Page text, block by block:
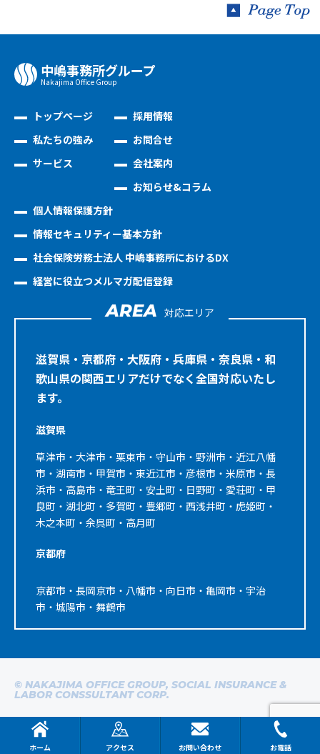
中嶋事務所グループ
Nakajima Oﬃce Group
トップページ
私たちの強み
サービス
採用情報
お問合せ
会社案内
お知らせ&コラム
個人情報保護方針
情報セキュリティー基本方針
社会保険労務士法人 中嶋事務所におけるDX
経営に役立つメルマガ配信登録
AREA 対応エリア
滋賀県・京都府・大阪府・兵庫県・奈良県・和
歌山県の関西エリアだけでなく全国対応いたし
ます。
滋賀県
草津市・大津市・栗東市・守山市・野洲市・近江八幡
市・湖南市・甲賀市・東近江市・彦根市・米原市・長
浜市・高島市・竜王町・安土町・日野町・愛荘町・甲
良町・湖北町・多賀町・豊郷町・西浅井町・虎姫町・
木之本町・余呉町・高月町
京都府
京都市・長岡京市・八幡市・向日市・亀岡市・宇治
市・城陽市・舞鶴市
© NAKAJIMA OFFICE GROUP, SOCIAL INSURANCE &
LABOR CONSSULTANT CORP.
ホーム アクセス お問い合わせ お電話